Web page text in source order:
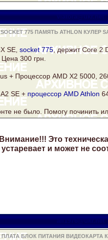
viatora@ukr.net
775 ПАМЯТЬ ATHLON КУЛЕР
SE, socket 775, держитCore 2
300 грн.
+ Процессор AMD X2 5000,
SE + процессор AMDAthlon
не было. Помогу починить
Внимание!!! Это
и может не
all1976@ukr.net
ПЛАТА БЛОК ПИТАНИЯ ВИДЕОКАРТА